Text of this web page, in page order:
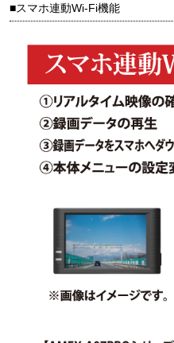
■スマホ連動Wi-Fi機能